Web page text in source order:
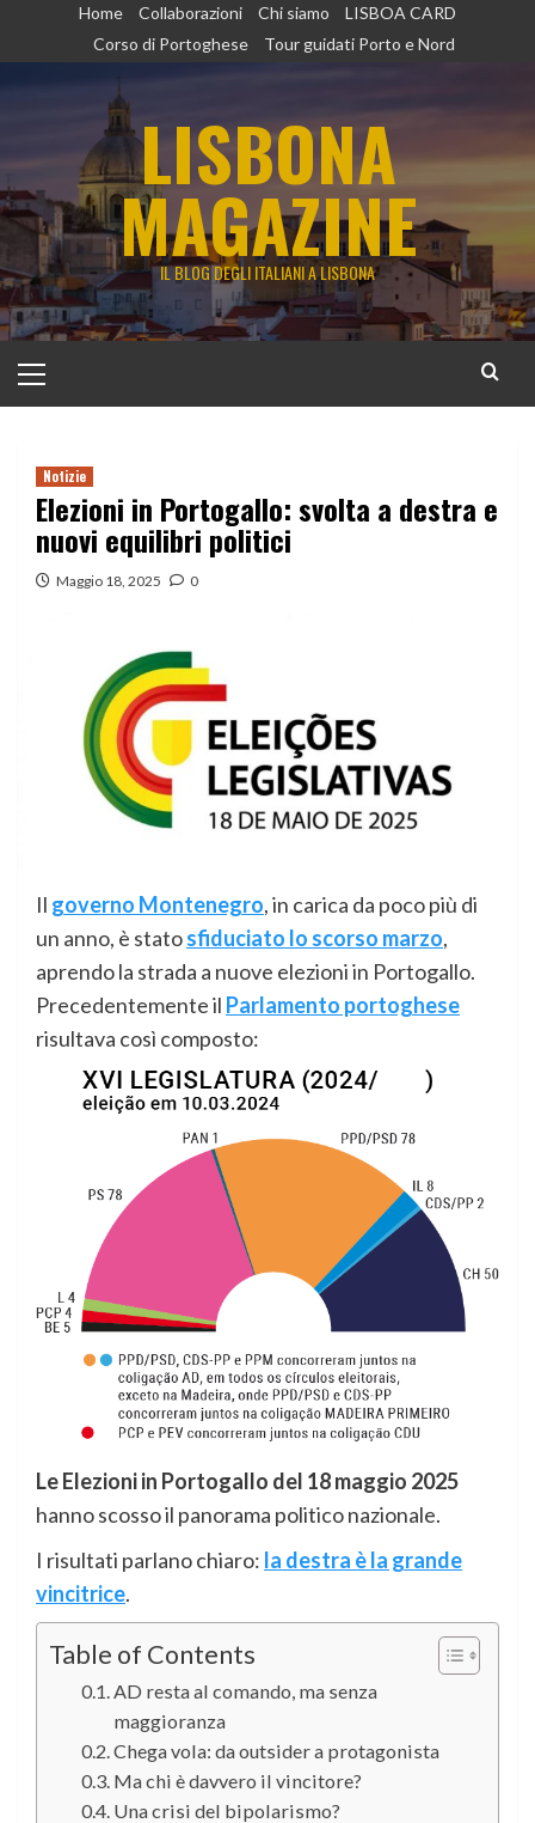
Home Collaborazioni Chi siamo
LISBOA CARD
Corso di Portoghese
Tour guidati Porto e Nord
LISBONA
MAGAZINE
IL BLOG DEGLI ITALIANI A LISBONA
principale
Notizie
Elezioni in Portogallo: svolta a destra e
nuovi equilibri politici
Maggio 18, 2025 0
Il governo Montenegro, in carica da poco più di
un anno, è statosfiduciato lo scorso marzo,
aprendo la strada a nuove elezioni in Portogallo.
Precedentemente il Parlamento portoghese
risultava così composto:
Le Elezioni in Portogallo del 18 maggio 2025
hanno scosso il panorama politico nazionale.
I risultati parlano chiaro: la destra è la grande
vincitrice.
Table of Contents
AD resta al comando, ma senza
maggioranza
Chega vola: da outsider a protagonista
Ma chi è davvero il vincitore?
Una crisi del bipolarismo?